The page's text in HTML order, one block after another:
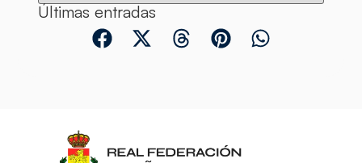
Últimas entradas